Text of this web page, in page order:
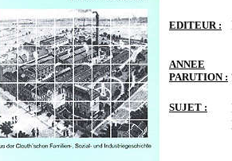
EDITEUR :
ANNEE
PARUTION :
SUJET :